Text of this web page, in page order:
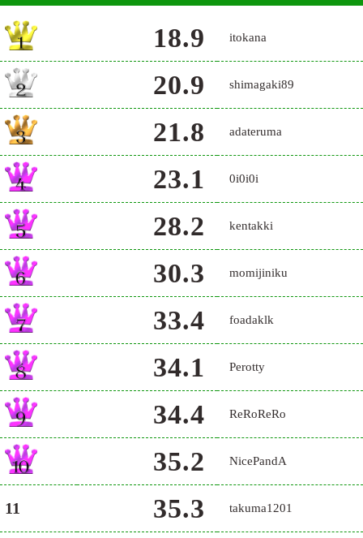
18.9 itokana
20.9 shimagaki89
21.8 adateruma
23.1 0i0i0i
28.2 kentakki
30.3 momijiniku
33.4 foadaklk
34.1 Perotty
34.4 ReRoReRo
35.2 NicePandA
11 35.3 takuma1201